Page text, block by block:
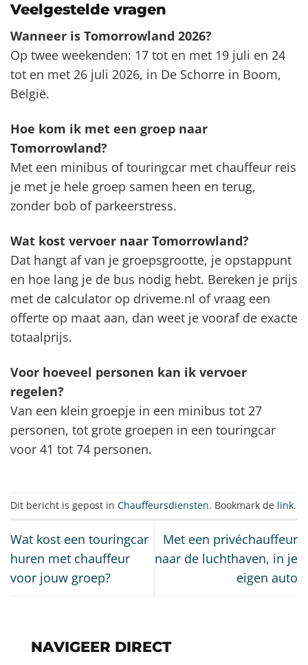
Veelgestelde vragen
Wanneer is Tomorrowland 2026?
Op twee weekenden: 17 tot en met 19 juli en 24
tot en met 26 juli 2026, in De Schorre in Boom,
België.
Hoe kom ik met een groep naar
Tomorrowland?
Met een minibus of touringcar met chauffeur reis
je met je hele groep samen heen en terug,
zonder bob of parkeerstress.
Wat kost vervoer naar Tomorrowland?
Dat hangt af van je groepsgrootte, je opstappunt
en hoe lang je de bus nodig hebt. Bereken je prijs
met de calculator op driveme.nl of vraag een
offerte op maat aan, dan weet je vooraf de exacte
totaalprijs.
Voor hoeveel personen kan ik vervoer
regelen?
Van een klein groepje in een minibus tot 27
personen, tot grote groepen in een touringcar
voor 41 tot 74 personen.
Dit bericht is gepost in Chauffeursdiensten. Bookmark de link.
Wat kost een touringcar
huren met chauffeur
voor jouw groep?
Met een privéchauffeur
naar de luchthaven, in je
eigen auto
NAVIGEER DIRECT